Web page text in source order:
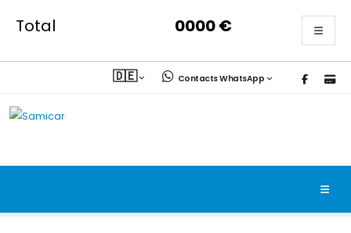
Total 0000€
🇩🇪 Contacts WhatsApp